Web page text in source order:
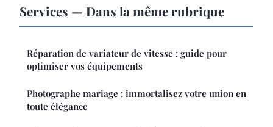
Services — Dans la même rubrique
Réparation de variateur de vitesse : guide pour
optimiser vos équipements
Photographe mariage : immortalisez votre union en
toute élégance